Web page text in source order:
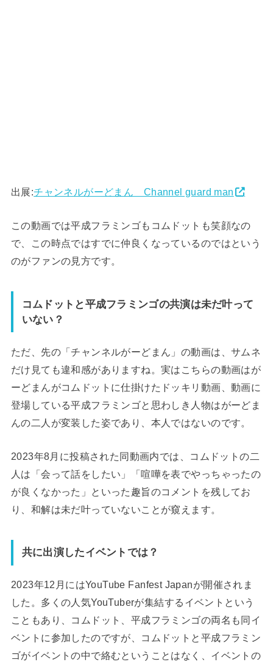
出展:チャンネルがーどまん Channel guard man
この動画では平成フラミンゴもコムドットも笑顔なの
で、この時点ではすでに仲良くなっているのではという
のがファンの見方です。
コムドットと平成フラミンゴの共演は未だ叶って
いない？
ただ、先の「チャンネルがーどまん」の動画は、サムネ
だけ見ても違和感がありますね。実はこちらの動画はが
ーどまんがコムドットに仕掛けたドッキリ動画、動画に
登場している平成フラミンゴと思わしき人物はがーどま
んの二人が変装した姿であり、本人ではないのです。
2023年8月に投稿された同動画内では、コムドットの二
人は「会って話をしたい」「喧嘩を表でやっちゃったの
が良くなかった」といった趣旨のコメントを残してお
り、和解は未だ叶っていないことが窺えます。
共に出演したイベントでは？
2023年12月にはYouTube Fanfest Japanが開催されま
した。多くの人気YouTuberが集結するイベントという
こともあり、コムドット、平成フラミンゴの両名も同イ
ベントに参加したのですが、コムドットと平成フラミン
ゴがイベントの中で絡むということはなく、イベントの